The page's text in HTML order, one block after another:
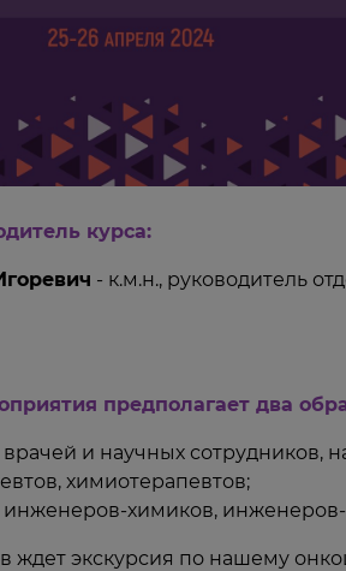
курса:
- к.м.н., руководитель
предполагает два
и научных сотрудников,
химиотерапевтов;
химиков,
ждет экскурсия по нашему